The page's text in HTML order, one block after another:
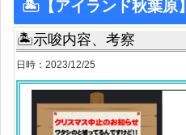
🏝【アイランド秋葉原】
🏝示唆内容、考察
日時：2023/12/25